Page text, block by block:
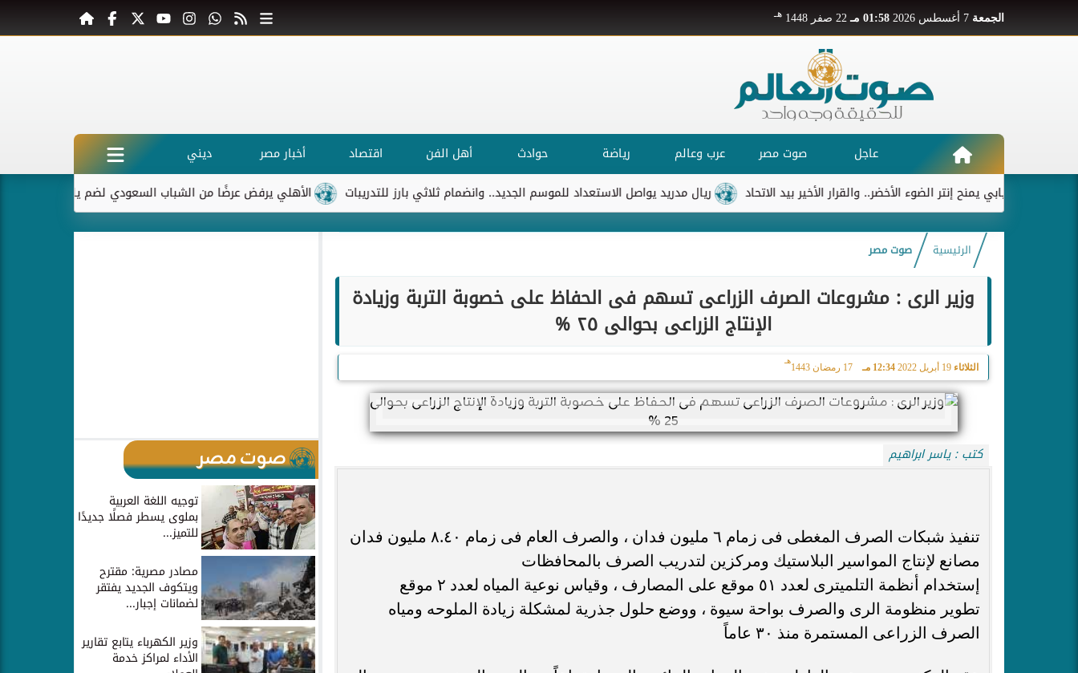
الجمعة 01:58 مـ 22 صفر 1448 هـ
عاجل صوت مصر عرب وعالم رياضة حوادث أهل الفن اقتصاد أخبار مصر
ديني
الأهلي يرفض عرضًا من الشباب السعودي لضم ياسر إبراهيم ريال مدريد يواصل الاستعداد للموسم الجديد.. وانضمام ثلاثي بارز للتدريبات ديابي يمنح إنتر الضوء الأخضر.. والقرار الأخير بيد الاتحاد
الرئيسية صوت مصر
وزير الرى : مشروعات الصرف الزراعى تسهم فى الحفاظ على خصوبة التربة وزيادة
الإنتاج الزراعى بحوالى ٢٥ %
الثلاثاء 19 أبريل 2022 12:34 مـ 17 رمضان 1443
هـ
كتب : ياسر ابراهيم
تنفيذ شبكات الصرف المغطى فى زمام ٦ مليون فدان ، والصرف العام فى زمام ٨.٤٠ مليون فدان
مصانع لإنتاج المواسير البلاستيك ومركزين لتدريب الصرف بالمحافظات
إستخدام أنظمة التلميترى لعدد ٥١ موقع على المصارف ، وقياس نوعية المياه لعدد ٢ موقع
تطوير منظومة الرى والصرف بواحة سيوة ، ووضع حلول جذرية لمشكلة زيادة الملوحه ومياه
الصرف الزراعى المستمرة منذ ٣٠ عاماً
صوت مصر
توجيه اللغة العربية
بملوى يسطر فصلًا جديدًا
للتميز...
مصادر مصرية: مقترح
ويتكوف الجديد يفتقر
لضمانات إجبار...
وزير الكهرباء يتابع تقارير
الأداء لمراكز خدمة